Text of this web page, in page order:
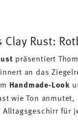
Clay Rust:
präsentiert
an das
Handmade-Look
wie Ton
Alltagsgeschirr für